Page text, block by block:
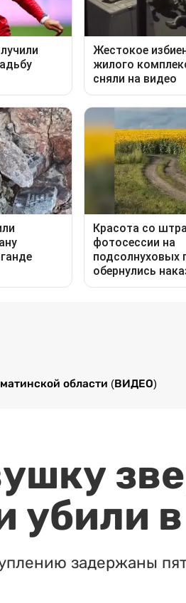
области (ВИДЕО)
убили
задержаны